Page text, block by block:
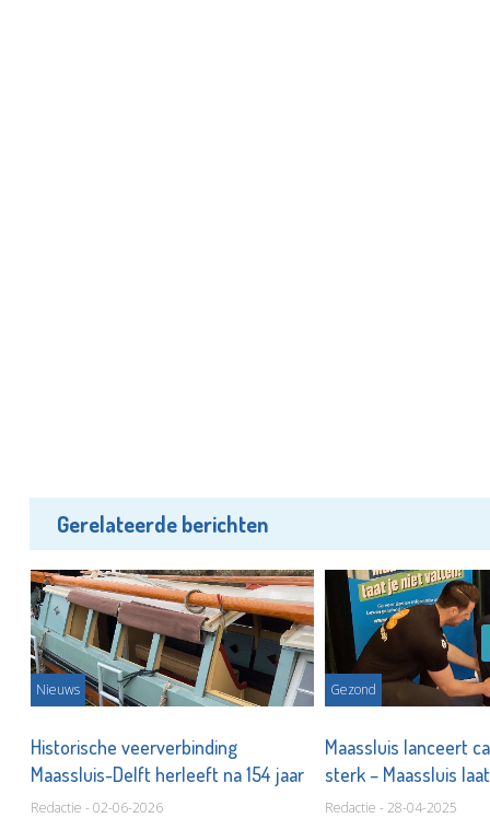
Gerelateerde berichten
Nieuws
Historische veerverbinding
Maassluis-Delft herleeft na 154 jaar
Redactie - 02-06-2026
Gezond
Maassluis lanceert
sterk – Maassluis
Redactie - 28-04-2025